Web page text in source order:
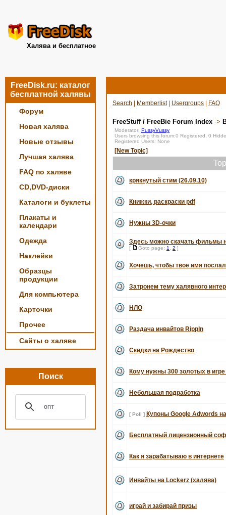
Халява и бесплатное
FreeDisk.ru: каталог
бесплатной халявы
Форум
Новая халява
Новые отзывы
Лучшая халява
FAQ по халяве
CD,DVD-диски
Каталоги и буклеты
Плакаты и
календари
Одежда
Наклейки
Образцы
продукции
Для компьютера
Карточки
Прочее
Сайты о халяве
Поиск
Search Memberlist| Usergroups FAQ
FreeStuff / FreeBie Forum Index ->
Moderator: PussyVussy
Users browsing this forum:0 Registered, 0
Registered Users: None
[New Topic]
крякнутый стим (26.09.10)
Книжки, раскраски pdf
Нужны 3D-очки
Здесь можно скачать фильмы
[ Goto page: 1 2 ]
Хочешь, чтобы твое имя
Затронем тему халявного
НЛО
Раздача инвайтов RippIn
Скидки на Рождество
Кому нужны 300 золотых в
Небольшая подработка
[ Poll ] Купоны Google Adwords
Бесплатный лицензионный
Как я зарабатываю в интернете
Инвайты на Lockerz (халява)
играй и забирай призы